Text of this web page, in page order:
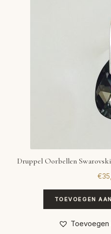
Druppel Oorbellen
€
TOEVOEGEN
Toevoegen